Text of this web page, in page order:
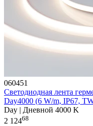
060451
Светодиодная лента
Day4000 (6 W/m, IP67,
Day | Дневной 4000 K
2 12468